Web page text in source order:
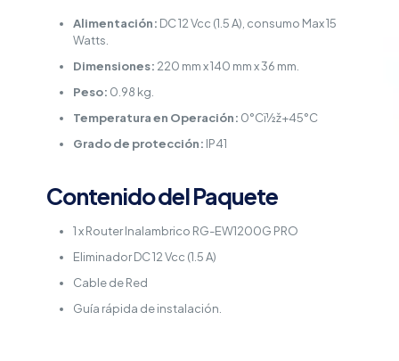
Alimentación: DC 12 Vcc (1.5 A), consumo Max 15
Watts.
Dimensiones: 220 mm x 140 mm x 36 mm.
Peso: 0.98 kg.
Temperatura en Operación: 0°Cï½ž+45°C
Grado de protección: IP41
Contenido del Paquete
1 x Router Inalambrico RG-EW1200G PRO
Eliminador DC 12 Vcc (1.5 A)
Cable de Red
Guía rápida de instalación.